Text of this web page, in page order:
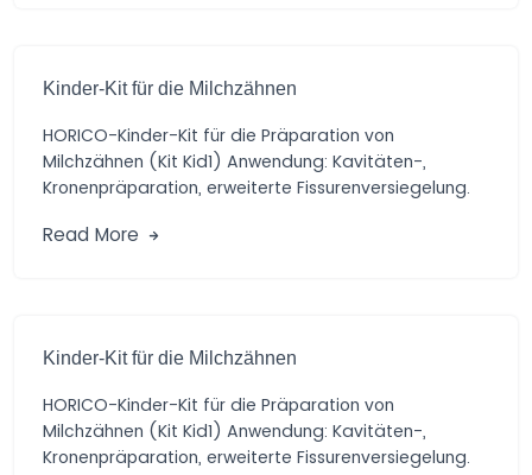
Kinder-Kit für die Milchzähnen
HORICO-Kinder-Kit für die Präparation von
Milchzähnen (Kit Kid1) Anwendung: Kavitäten-,
Kronenpräparation, erweiterte Fissurenversiegelung.
Hartmetall-schleifern […]
Read More
Kinder-Kit für die Milchzähnen
HORICO-Kinder-Kit für die Präparation von
Milchzähnen (Kit Kid1) Anwendung: Kavitäten-,
Kronenpräparation, erweiterte Fissurenversiegelung.